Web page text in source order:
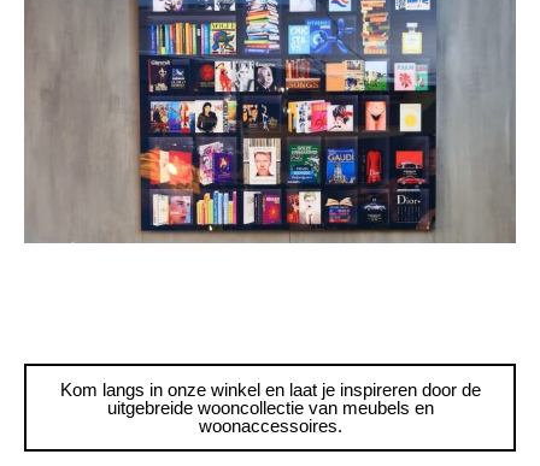
Kom langs in onze winkel en laat je inspireren door de
uitgebreide wooncollectie van meubels en
woonaccessoires.